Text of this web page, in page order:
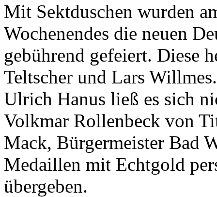
Mit Sektduschen wurden
Wochenendes die neuen
gebührend gefeiert. Diese
Teltscher und Lars
Ulrich Hanus ließ es sich
Volkmar Rollenbeck von
Mack, Bürgermeister Bad
Medaillen mit Echtgold
übergeben.